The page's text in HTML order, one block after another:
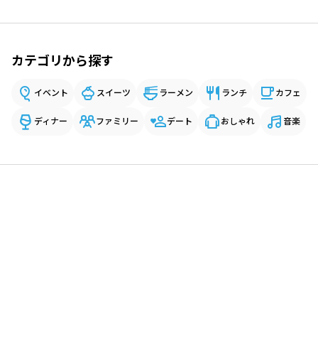
カテゴリから探す
イベント スイーツ ラーメン ランチ カフェ
ディナー ファミリー デート おしゃれ 音楽